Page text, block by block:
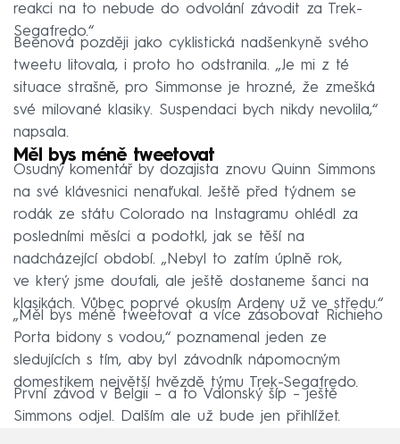
reakci na to nebude do odvolání závodit za Trek-
Segafredo.“
Beenová později jako cyklistická nadšenkyně svého
tweetu litovala, i proto ho odstranila. „Je mi z té
situace strašně, pro Simmonse je hrozné, že zmešká
své milované klasiky. Suspendaci bych nikdy nevolila,“
napsala.
Měl bys méně tweetovat
Osudný komentář by dozajista znovu Quinn Simmons
na své klávesnici nenaťukal. Ještě před týdnem se
rodák ze státu Colorado na Instagramu ohlédl za
posledními měsíci a podotkl, jak se těší na
nadcházející období. „Nebyl to zatím úplně rok,
ve který jsme doufali, ale ještě dostaneme šanci na
klasikách. Vůbec poprvé okusím Ardeny už ve středu.“
„Měl bys méně tweetovat a více zásobovat Richieho
Porta bidony s vodou,“ poznamenal jeden ze
sledujících s tím, aby byl závodník nápomocným
domestikem největší hvězdě týmu Trek-Segafredo.
První závod v Belgii – a to Valonský šíp – ještě
Simmons odjel. Dalším ale už bude jen přihlížet.